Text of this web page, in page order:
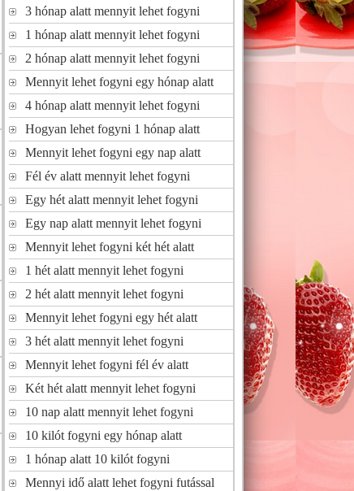
3 hónap alatt mennyit lehet fogyni
1 hónap alatt mennyit lehet fogyni
2 hónap alatt mennyit lehet fogyni
Mennyit lehet fogyni egy hónap alatt
4 hónap alatt mennyit lehet fogyni
Hogyan lehet fogyni 1 hónap alatt
Mennyit lehet fogyni egy nap alatt
Fél év alatt mennyit lehet fogyni
Egy hét alatt mennyit lehet fogyni
Egy nap alatt mennyit lehet fogyni
Mennyit lehet fogyni két hét alatt
1 hét alatt mennyit lehet fogyni
2 hét alatt mennyit lehet fogyni
Mennyit lehet fogyni egy hét alatt
3 hét alatt mennyit lehet fogyni
Mennyit lehet fogyni fél év alatt
Két hét alatt mennyit lehet fogyni
10 nap alatt mennyit lehet fogyni
10 kilót fogyni egy hónap alatt
1 hónap alatt 10 kilót fogyni
Mennyi idő alatt lehet fogyni futással